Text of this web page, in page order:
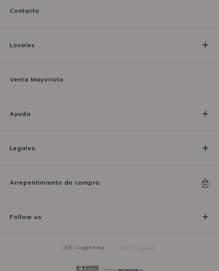
Contacto
Locales
Venta Mayorista
Ayuda
Legales
Arrepentimiento de compra
Follow us
🇦🇷 Argentina 🇺🇾 Uruguay